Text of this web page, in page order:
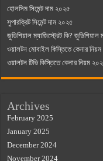
হোলসিম সিমেন্ট দাম ২০২৫
সুপারক্রিট সিমেন্ট দাম ২০২৫
জুডিশিয়াল ম্যাজিস্ট্রেট কি?
ওয়ালটন মোবাইল কিস্তিতে কেনার
ওয়ালটন টিভি কিস্তিতে কেনার নিয়ম
Archives
February 2025
January 2025
December 2024
November 2024